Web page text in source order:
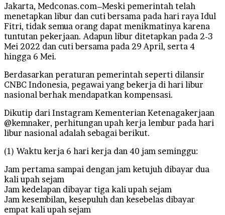
Jakarta, Medconas.com–Meski pemerintah telah
menetapkan libur dan cuti bersama pada hari raya Idul
Fitri, tidak semua orang dapat menikmatinya karena
tuntutan pekerjaan. Adapun libur ditetapkan pada 2-3
Mei 2022 dan cuti bersama pada 29 April, serta 4
hingga 6 Mei.
Berdasarkan peraturan pemerintah seperti dilansir
CNBC Indonesia, pegawai yang bekerja di hari libur
nasional berhak mendapatkan kompensasi.
Dikutip dari Instagram Kementerian Ketenagakerjaan
@kemnaker, perhitungan upah kerja lembur pada hari
libur nasional adalah sebagai berikut.
(1) Waktu kerja 6 hari kerja dan 40 jam seminggu:
Jam pertama sampai dengan jam ketujuh dibayar dua
kali upah sejam
Jam kedelapan dibayar tiga kali upah sejam
Jam kesembilan, kesepuluh dan kesebelas dibayar
empat kali upah sejam